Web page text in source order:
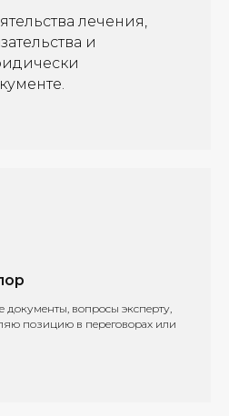
лечения,
и
документы, вопросы эксперту,
позицию в переговорах или